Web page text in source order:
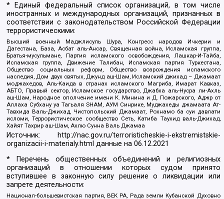
* Единый федеральный список организаций, в том числе
иностранных и международных организаций, признанных в
соответствии с законодательством Российской Федерации
террористическими:
Высший военный Маджлисуль Шура, Конгресс народов Ичкерии и
Дагестана, База, Асбат аль-Ансар, Священная война, Исламская группа,
Братья-мусульмане, Партия исламского освобождения, Лашкар-И-Тайба,
Исламская группа, Движение Талибан, Исламская партия Туркестана,
Общество социальных реформ, Общество возрождения исламского
наследия, Дом двух святых, Джунд аш-Шам, Исламский джихад – Джамаат
моджахедов, Аль-Каида в странах исламского Магриба, Имарат Кавказ,
АБТО, Правый сектор, Исламское государство, Джабха аль-Нусра ли-Ахль
аш-Шам, Народное ополчение имени К. Минина и Д. Пожарского, Аджр от
Аллаха Субхану уа Тагьаля SHAM, АУМ Синрике, Муджахеды джамаата Ат-
Тавхида Валь-Джихад, Чистопольский Джамаат, Рохнамо ба суи давлати
исломи, Террористическое сообщество Сеть, Катиба Таухид валь-Джихад,
Хайят Тахрир аш-Шам, Ахлю Сунна Валь Джамаа
Источник:
http://nac.gov.ru/terroristicheskie-i-ekstremistskie-
organizacii-i-materialy.html данные на06.12.2021
* Перечень общественных объединений и религиозных
организаций в отношении которых судом принято
вступившее в законную силу решение о ликвидации или
запрете деятельности:
Национал-большевистская партия, ВЕК РА, Рада земли Кубанской Духовно